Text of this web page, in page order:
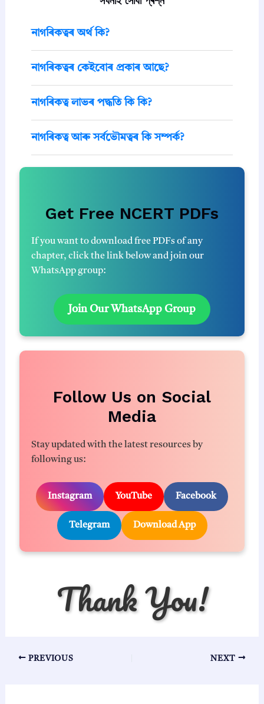
নাগৰিকত্বৰ অৰ্থ কি?
নাগৰিকত্বৰ কেইবোৰ প্ৰকাৰ আছে?
নাগৰিকত্ব লাভৰ পদ্ধতি কি কি?
নাগৰিকত্ব আৰু সৰ্বভৌমত্বৰ কি সম্পৰ্ক?
Get Free NCERT PDFs
If you want to download free PDFs of any
chapter, click the link below and join our
WhatsApp group:
Join Our WhatsApp Group
Follow Us on Social
Media
Stay updated with the latest resources by
following us:
Instagram YouTube Facebook
Telegram Download App
Thank You!
Post
PREVIOUS NEXT